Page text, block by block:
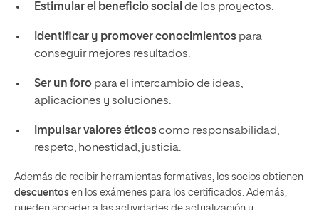
Estimular el beneficio social de los proyectos.
Identificar y promover conocimientospara
conseguir mejores resultados.
Ser un foropara el intercambio de ideas,
aplicaciones y soluciones.
Impulsar valores éticoscomo responsabilidad,
respeto, honestidad, justicia.
Además de recibir herramientas formativas, los socios obtienen
descuentos en los exámenes para los certificados. Además,